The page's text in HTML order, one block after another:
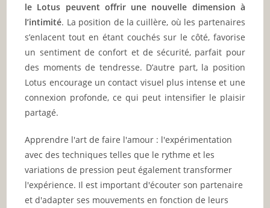
le Lotus peuvent offrir une nouvelle dimension à
l’intimité. La position de la cuillère, où les partenaires
s’enlacent tout en étant couchés sur le côté, favorise
un sentiment de confort et de sécurité, parfait pour
des moments de tendresse. D’autre part, la position
Lotus encourage un contact visuel plus intense et une
connexion profonde, ce qui peut intensifier le plaisir
partagé.
Apprendre l'art de faire l'amour : l'expérimentation
avec des techniques telles que le rythme et les
variations de pression peut également transformer
l'expérience. Il est important d'écouter son partenaire
et d'adapter ses mouvements en fonction de leurs